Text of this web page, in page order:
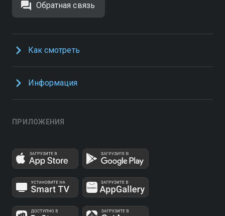
Обратная связь
Как смотреть
Информация
ПРИЛОЖЕНИЯ